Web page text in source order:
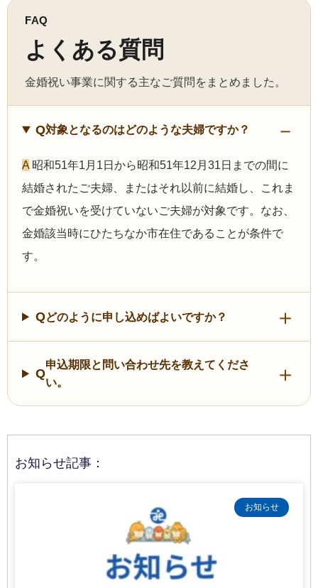
FAQ
よくある質問
金婚祝い事業に関する主なご質問をまとめました。
Q対象となるのはどのような夫婦ですか？
A昭和51年1月1日から昭和51年12月31日までの間に
結婚されたご夫婦、またはそれ以前に結婚し、これま
で金婚祝いを受けていないご夫婦が対象です。なお、
金婚該当時にひたちなか市在住であることが条件で
す。
Qどのように申し込めばよいですか？
Q
申込期限と問い合わせ先を教えてくださ
い。
お知らせ記事：
お知らせ